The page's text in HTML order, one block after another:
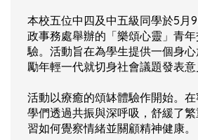
本校五位中四及中五級同學於5月
政事務處舉辦的「樂頌心靈」青
驗。活動旨在為學生提供一個身
勵年輕一代就切身社會議題發表意
活動以療癒的頌缽體驗作開始。
學們透過共振與深呼吸，舒緩了
習如何覺察情緒並關顧精神健康。